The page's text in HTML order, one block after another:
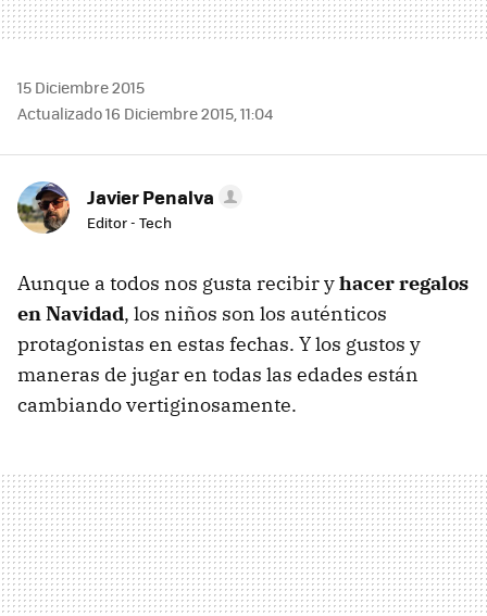
15 Diciembre 2015
Actualizado 16 Diciembre 2015, 11:04
Javier Penalva
Editor - Tech
Aunque a todos nos gusta recibir yhacer regalos
en Navidad, los niños son los auténticos
protagonistas en estas fechas. Y los gustos y
maneras de jugar en todas las edades están
cambiando vertiginosamente.